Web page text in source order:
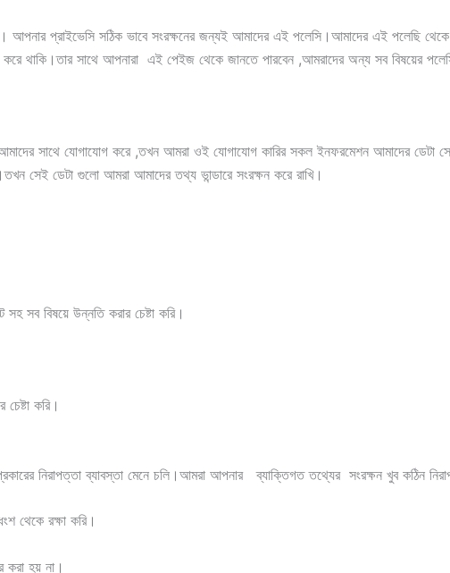
প্রাইভেসি সঠিক ভাবে সংরক্ষনের জন্যই আমাদের এই পলেসি।আমাদের এই পলেছি
করে থাকি।তার সাথে আপনারা এই পেইজ থেকে জানতে পারবেন ,আমরাদের অন্য সব বিষয়ের
সাথে যোগাযোগ করে ,তখন আমরা ওই যোগাযোগ কারির সকল ইনফরমেশন আমাদের ডেটা
সেই ডেটা গুলো আমরা আমাদের তথ্য ভান্ডারে সংরক্ষন করে রাখি।
সব বিষয়ে উন্নতি করার চেষ্টা করি।
করি।
নিরাপত্তা ব্যাবস্তা মেনে চলি।আমরা আপনার ব্যাক্তিগত তথ্যের সংরক্ষন খুব কঠিন
থেকে রক্ষা করি।
করা হয় না।